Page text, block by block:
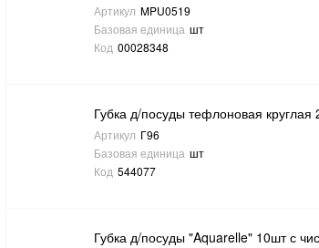
Артикул MPU0519
Базовая единица шт
Код 00028348
Губка д/посуды тефлоновая круглая
Артикул Г96
Базовая единица шт
Код 544077
Губка д/посуды "Aquarelle" 10шт с